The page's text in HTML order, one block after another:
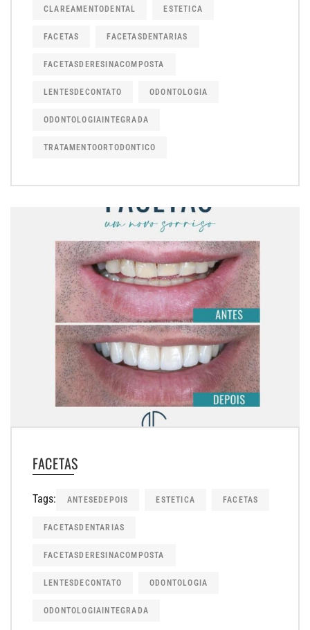
CLAREAMENTODENTAL ESTETICA
FACETAS FACETASDENTARIAS
FACETASDERESINACOMPOSTA
LENTESDECONTATO ODONTOLOGIA
ODONTOLOGIAINTEGRADA
TRATAMENTOORTODONTICO
FACETAS
Tags: ANTESEDEPOIS ESTETICA FACETAS
FACETASDENTARIAS
FACETASDERESINACOMPOSTA
LENTESDECONTATO ODONTOLOGIA
ODONTOLOGIAINTEGRADA